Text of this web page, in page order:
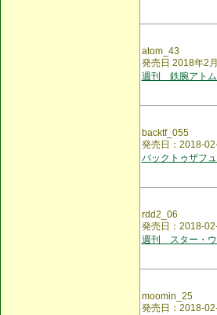
atom_43
発売日 2018年2
週刊 鉄腕アト
backtf_055
発売日：2018-
バックトゥザフ
rdd2_06
発売日：2018-
週刊 スター・
moomin_25
発売日：2018-